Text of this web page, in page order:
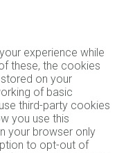
experience while
these, the cookies
on your
of basic
third-party cookies
you use this
your browser only
to opt-out of